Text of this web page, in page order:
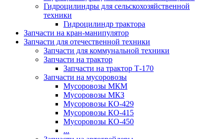
Гидроцилиндры для сельскохозяйственной
техники
Гидроцилиндр трактора
Запчасти на кран-манипулятор
Запчасти для отечественной техники
Запчасти для коммунальной техники
Запчасти на трактор
Запчасти на трактор Т-170
Запчасти на мусоровозы
Мусоровозы МКМ
Мусоровозы МКЗ
Мусоровозы КО-429
Мусоровозы КО-415
Мусоровозы КО-450
...